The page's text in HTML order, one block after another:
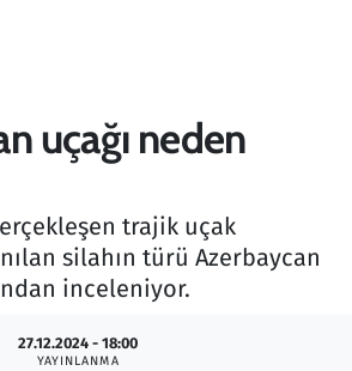
uçağı neden
trajik uçak
silahın türü Azerbaycan
inceleniyor.
27.12.2024 - 18:00
YAYINLANMA